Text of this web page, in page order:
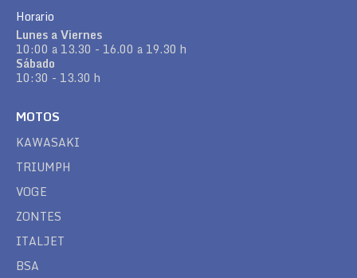
Horario
Lunes a Viernes
10:00 a 13.30 - 16.00 a 19.30 h
Sábado
10:30 - 13.30 h
MOTOS
KAWASAKI
TRIUMPH
VOGE
ZONTES
ITALJET
BSA